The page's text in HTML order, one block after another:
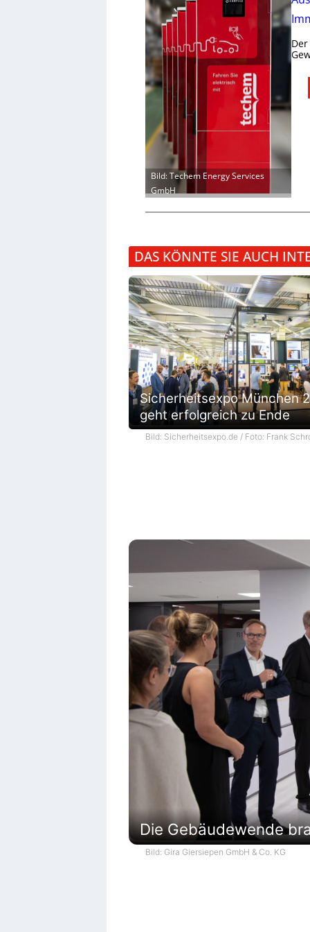
Bild: Techem Energy Services
GmbH
DAS KÖNNTE SIE AUCH
Sicherheitsexpo München
geht erfolgreich zu Ende
Bild: Sicherheitsexpo.de / Foto: Frank
Die Gebäudewende
Bild: Gira Giersiepen GmbH & Co. KG